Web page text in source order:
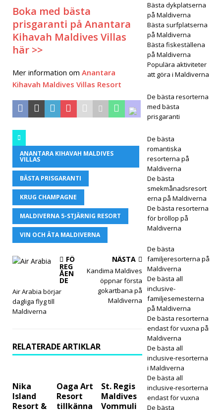
A
RTER
nove
erbju
dand
2025
Boka med bästa
prisgaranti på Anantara
Kihavah Maldives Villas
här >>
Mer information om Anantara
Kihavah Maldives Villas Resort
ANANTARA KIHAVAH MALDIVES
VILLAS
BÄSTA PRISGARANTI
KRUG CHAMPAGNE
MALDIVERNA 5-STJÄRNIG RESORT
VIN OCH ÄTA MALDIVERNA
FÖ
REG
ÅEN
DE
Air Arabia börjar
dagliga flyg till
Maldiverna
NÄSTA
Kandima Maldives
öppnar första
gokartbana på
Maldiverna
RELATERADE ARTIKLAR
Nika
Island
Resort &
Oaga Art
Resort
tillkänna
St. Regis
Maldives
Vommuli
Bästa dykplatserna
på Maldiverna
Bästa surfplatserna
på Maldiverna
Bästa fiskeställena
på Maldiverna
Populära aktiviteter
att göra i Maldiverna
De bästa resorterna
med bästa
prisgaranti
De bästa
romantiska
resorterna på
Maldiverna
De bästa
smekmånadsresort
erna på Maldiverna
De bästa resorterna
för bröllop på
Maldiverna
De bästa
familjeresorterna på
Maldiverna
De bästa all
inclusive-
familjesemesterna
på Maldiverna
De bästa resorterna
endast för vuxna på
Maldiverna
De bästa all
inclusive-resorterna
i Maldiverna
De bästa all
inclusive-resorterna
endast för vuxna
De bästa